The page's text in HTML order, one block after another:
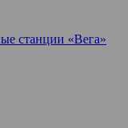
станции «Вега»